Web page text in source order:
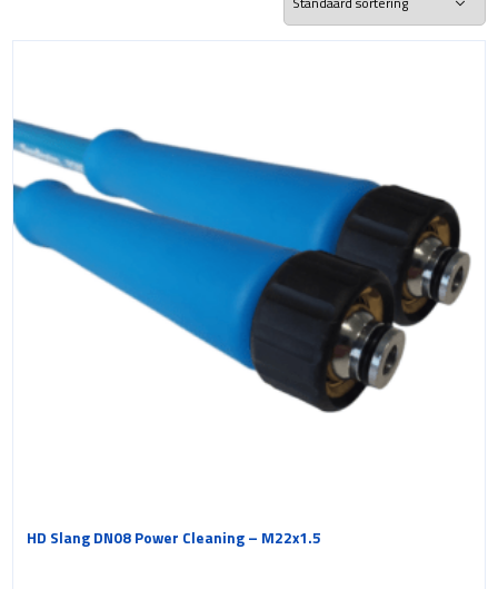
HD Slang DN08 Power Cleaning – M22x1.5